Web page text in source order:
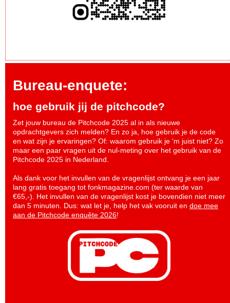
Bureau-enquete:
hoe gebruik jij de pitchcode?
Zet jouw bureau de Pitchcode 2025 al in als nieuwe
opdrachtgevers zich melden? En zo ja, hoe gebruik je de code
en wat zijn je ervaringen? Of: waarom gebruik je ‘m juist niet? Zo
maar een paar vragen uit de nul-meting over het gebruik van de
Pitchcode 2025 in Nederland.
Als dank voor het invullen van de vragenlijst ontvang je een jaar
lang gratis toegang tot fonkmagazine.com (ter waarde van
€65,-). Het invullen van de vragenlijst kost je bovendien niet meer
dan 5 minuten. Dus: wat let je, help het vak vooruit en doe mee
aan de Pitchcode enquête 2026!